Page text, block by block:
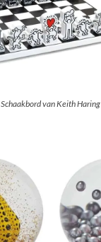
Schaakbord van Keith Haring